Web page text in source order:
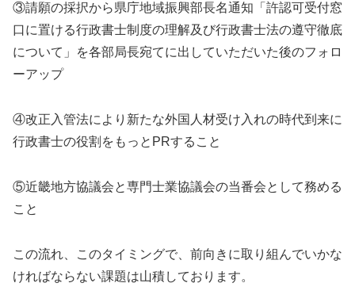
③請願の採択から県庁地域振興部長名通知「許認可受付窓
口に置ける行政書士制度の理解及び行政書士法の遵守徹底
について」を各部局長宛てに出していただいた後のフォロ
ーアップ
④改正入管法により新たな外国人材受け入れの時代到来に
行政書士の役割をもっとPRすること
⑤近畿地方協議会と専門士業協議会の当番会として務める
こと
この流れ、このタイミングで、前向きに取り組んでいかな
ければならない課題は山積しております。